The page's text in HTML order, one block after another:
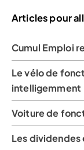
Articles pour
Cumul Emploi
Le vélo de
intelligemment
Voiture de
Les dividendes